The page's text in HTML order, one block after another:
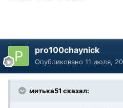
pro100chaynick
Опубликовано 11 июля,
митька51 сказал: